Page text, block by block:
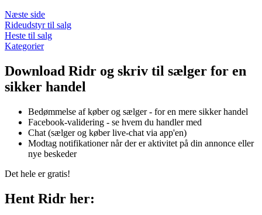
Næste side
Rideudstyr til salg
Heste til salg
Kategorier
Download Ridr og skriv til sælger for en
sikker handel
Bedømmelse af køber og sælger - for en mere sikker handel
Facebook-validering - se hvem du handler med
Chat (sælger og køber live-chat via app'en)
Modtag notifikationer når der er aktivitet på din annonce eller
nye beskeder
Det hele er gratis!
Hent Ridr her: